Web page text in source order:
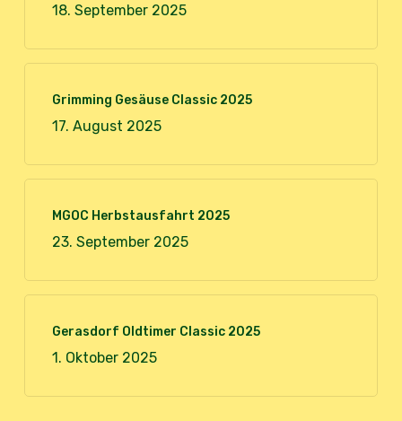
18. September 2025
Grimming Gesäuse Classic 2025
17. August 2025
MGOC Herbstausfahrt 2025
23. September 2025
Gerasdorf Oldtimer Classic 2025
1. Oktober 2025